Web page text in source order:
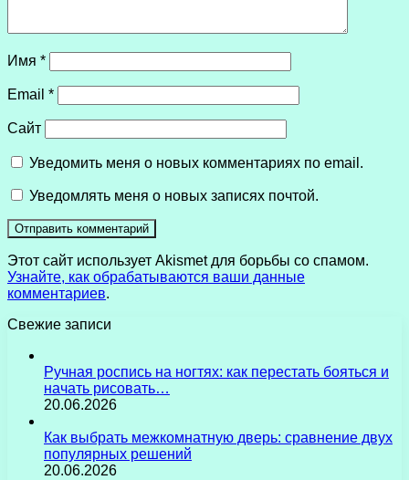
Имя *
Email *
Сайт
Уведомить меня о новых комментариях по email.
Уведомлять меня о новых записях почтой.
Этот сайт использует Akismet для борьбы со спамом.
Узнайте, как обрабатываются ваши данные
комментариев.
Свежие записи
Ручная роспись на ногтях: как перестать бояться и
начать рисовать…
20.06.2026
Как выбрать межкомнатную дверь: сравнение двух
популярных решений
20.06.2026